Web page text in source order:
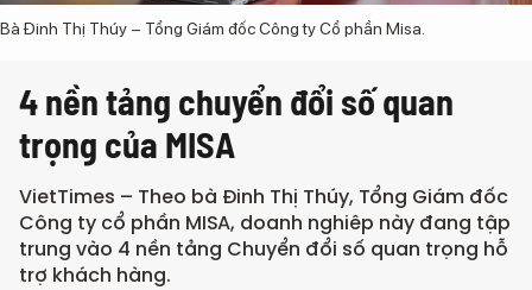
Bà Đinh Thị Thúy – Tổng Giám đốc Công ty Cổ phần Misa.
4 nền tảng chuyển đổi số quan
trọng của MISA
VietTimes – Theo bà Đinh Thị Thúy, Tổng Giám đốc
Công ty cổ phần MISA, doanh nghiêp này đang tập
trung vào 4 nền tảng Chuyển đổi số quan trọng hỗ
trợ khách hàng.